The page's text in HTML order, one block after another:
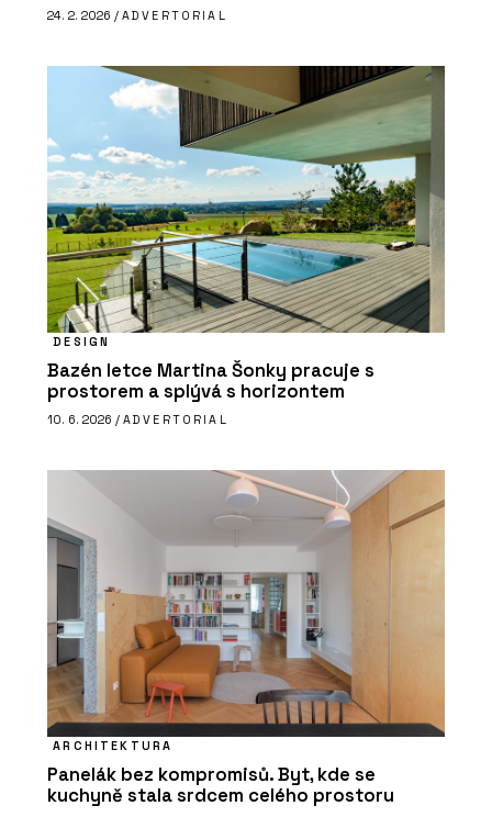
24. 2. 2026 / ADVERTORIAL
DESIGN
Bazén letce Martina Šonky pracuje s
prostorem a splývá s horizontem
10. 6. 2026 / ADVERTORIAL
ARCHITEKTURA
Panelák bez kompromisů. Byt, kde se
kuchyně stala srdcem celého prostoru